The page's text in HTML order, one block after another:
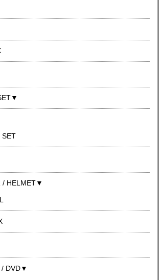
/ HELMET▼
/ DVD▼